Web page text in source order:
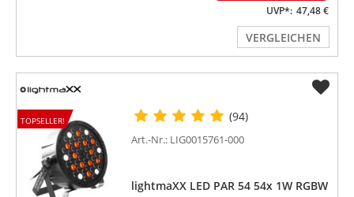
UVP*: 47,48 €
VERGLEICHEN
TOPSELLER! (94)
Art.-Nr.: LIG0015761-000
lightmaXX LED PAR 54 54x 1W RGBW